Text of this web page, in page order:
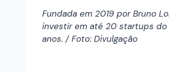
Fundada em 2019 por Bruno
investir em até 20 startups
anos. / Foto: Divulgação